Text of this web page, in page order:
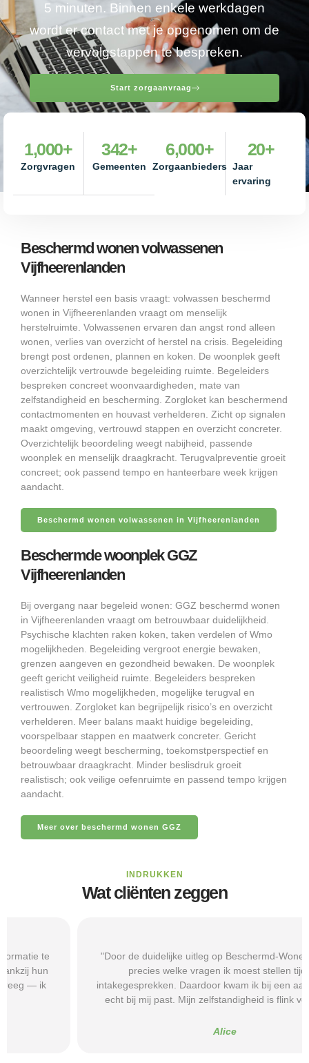
5 minuten. Binnen enkele werkdagen
wordt er contact met je opgenomen om de
vervolgstappen te bespreken.
Start zorgaanvraag
Zorgvragen
1,000+
Gemeenten
342+
Zorgaanbieders
6,000+
Jaar
ervaring
20+
Beschermd wonen volwassenen
Vijfheerenlanden
Wanneer herstel een basis vraagt: volwassen beschermd
wonen in Vijfheerenlanden vraagt om menselijk
herstelruimte. Volwassenen ervaren dan angst rond alleen
wonen, verlies van overzicht of herstel na crisis. Begeleiding
brengt post ordenen, plannen en koken. De woonplek geeft
overzichtelijk vertrouwde begeleiding ruimte. Begeleiders
bespreken concreet woonvaardigheden, mate van
zelfstandigheid en bescherming. Zorgloket kan beschermend
contactmomenten en houvast verhelderen. Zicht op signalen
maakt omgeving, vertrouwd stappen en overzicht concreter.
Overzichtelijk beoordeling weegt nabijheid, passende
woonplek en menselijk draagkracht. Terugvalpreventie groeit
concreet; ook passend tempo en hanteerbare week krijgen
aandacht.
Beschermd wonen volwassenen in Vijfheerenlanden
Beschermde woonplek GGZ
Vijfheerenlanden
Bij overgang naar begeleid wonen: GGZ beschermd wonen
in Vijfheerenlanden vraagt om betrouwbaar duidelijkheid.
Psychische klachten raken koken, taken verdelen of Wmo
mogelijkheden. Begeleiding vergroot energie bewaken,
grenzen aangeven en gezondheid bewaken. De woonplek
geeft gericht veiligheid ruimte. Begeleiders bespreken
realistisch Wmo mogelijkheden, mogelijke terugval en
vertrouwen. Zorgloket kan begrijpelijk risico’s en overzicht
verhelderen. Meer balans maakt huidige begeleiding,
voorspelbaar stappen en maatwerk concreter. Gericht
beoordeling weegt bescherming, toekomstperspectief en
betrouwbaar draagkracht. Minder beslisdruk groeit
realistisch; ook veilige oefenruimte en passend tempo krijgen
aandacht.
Meer over beschermd wonen GGZ
INDRUKKEN
Wat cliënten zeggen
"Door de duidelijke uitleg op Beschermd-Wonen.nl wist ik
precies welke vragen ik moest stellen tijdens
intakegesprekken. Daardoor kwam ik bij een aanbieder die
echt bij mij past. Mijn zelfstandigheid is flink verbeterd."